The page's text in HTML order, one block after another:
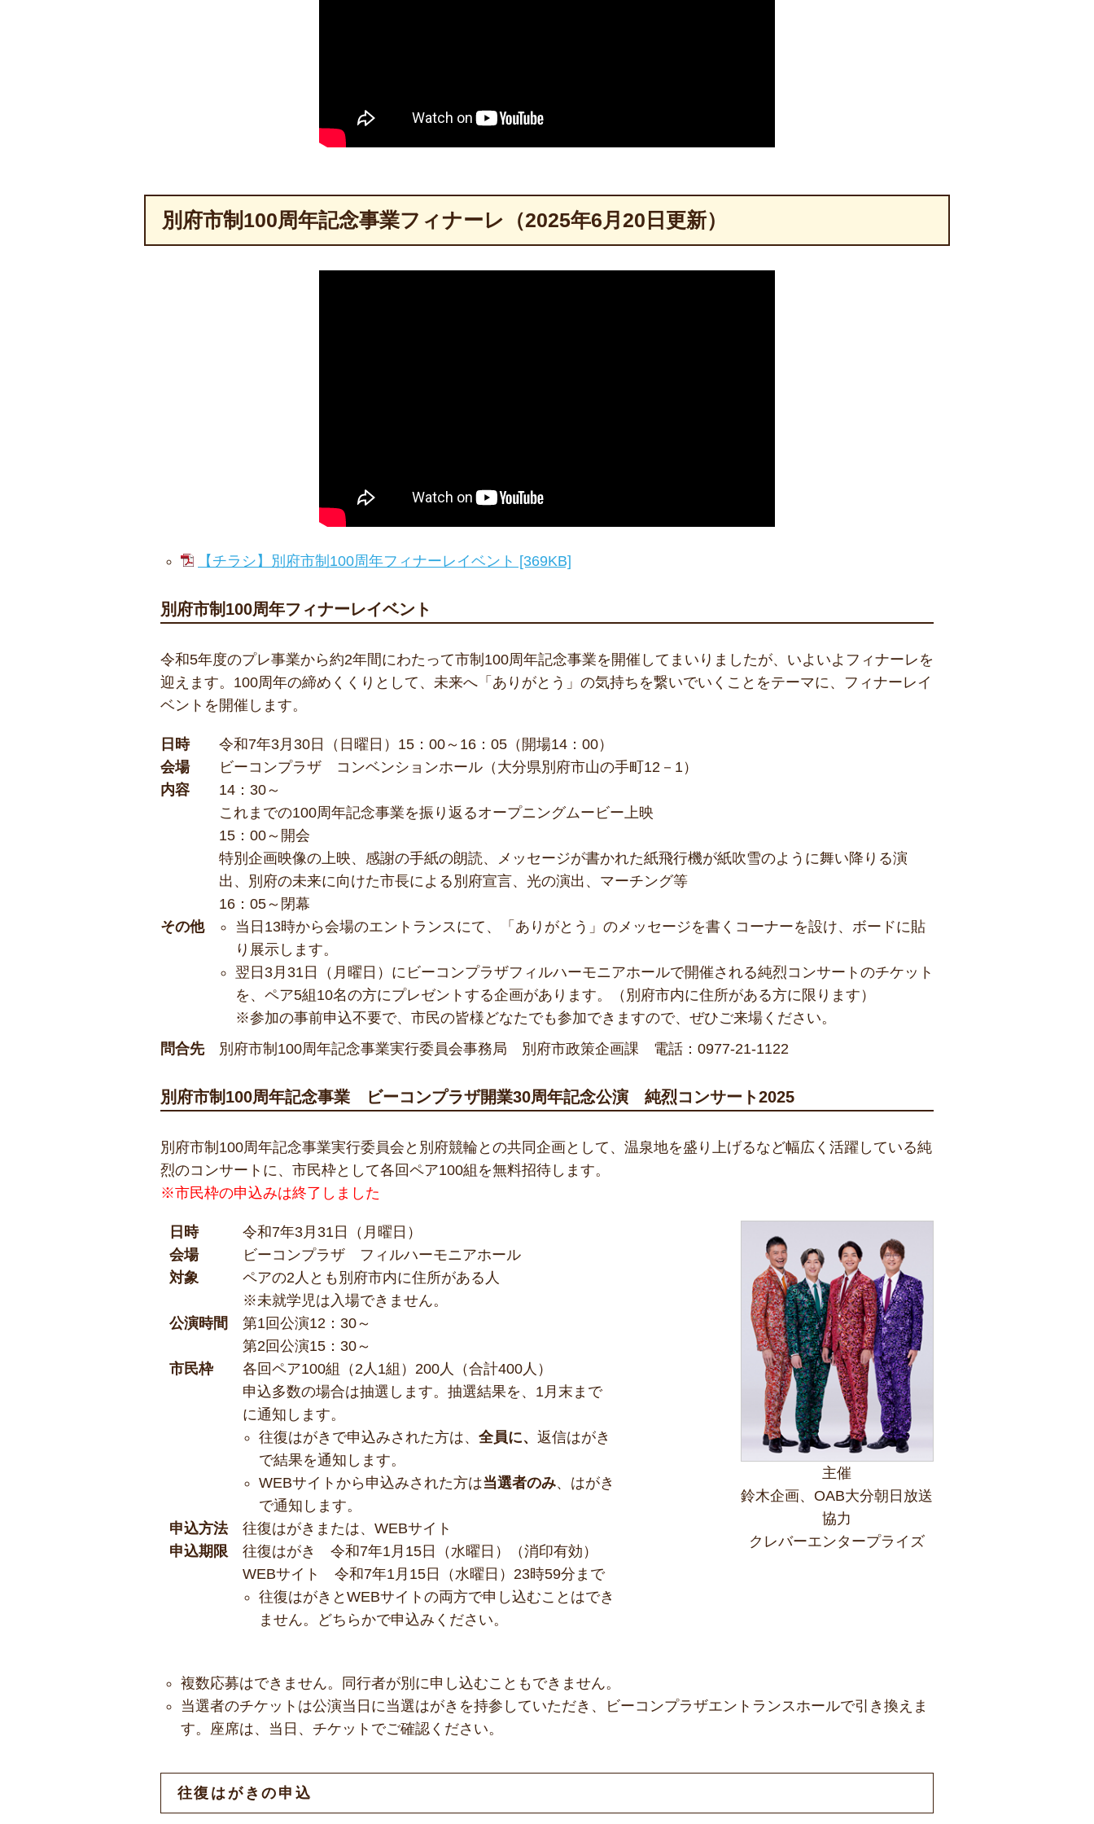
別府市制100周年記念事業フィナーレ（2025年6月20日更新）
【チラシ】別府市制100周年フィナーレイベント [369KB]
別府市制100周年フィナーレイベント
令和5年度のプレ事業から約2年間にわたって市制100周年記念事業を開催してまいりましたが、いよいよフィナーレを
迎えます。100周年の締めくくりとして、未来へ「ありがとう」の気持ちを繋いでいくことをテーマに、フィナーレイ
ベントを開催します。
日時
令和7年3月30日（日曜日）15：00～16：05（開場14：00）
会場
ビーコンプラザ コンベンションホール（大分県別府市山の手町12－1）
内容
14：30～
これまでの100周年記念事業を振り返るオープニングムービー上映
15：00～開会
特別企画映像の上映、感謝の手紙の朗読、メッセージが書かれた紙飛行機が紙吹雪のように舞い降りる演
出、別府の未来に向けた市長による別府宣言、光の演出、マーチング等
16：05～閉幕
その他
当日13時から会場のエントランスにて、「ありがとう」のメッセージを書くコーナーを設け、ボードに貼
り展示します。
翌日3月31日（月曜日）にビーコンプラザフィルハーモニアホールで開催される純烈コンサートのチケット
を、ペア5組10名の方にプレゼントする企画があります。（別府市内に住所がある方に限ります）
※参加の事前申込不要で、市民の皆様どなたでも参加できますので、ぜひご来場ください。
問合先
別府市制100周年記念事業実行委員会事務局 別府市政策企画課 電話： 0977-21-1122
別府市制100周年記念事業 ビーコンプラザ開業30周年記念公演 純烈コンサート2025
別府市制100周年記念事業実行委員会と別府競輪との共同企画として、温泉地を盛り上げるなど幅広く活躍している純
烈のコンサートに、市民枠として各回ペア100組を無料招待します。
※市民枠の申込みは終了しました
日時
令和7年3月31日（月曜日）
会場
ビーコンプラザ フィルハーモニアホール
対象
ペアの2人とも別府市内に住所がある人
※未就学児は入場できません。
公演時間
第1回公演12：30～
第2回公演15：30～
市民枠
各回ペア100組（2人1組）200人（合計400人）
申込多数の場合は抽選します。抽選結果を、1月末まで
に通知します。
往復はがきで申込みされた方は、全員に、返信はがき
で結果を通知します。
WEBサイトから申込みされた方は当選者のみ、はがき
で通知します。
申込方法
往復はがきまたは、WEBサイト
申込期限
往復はがき 令和7年1月15日（水曜日）（消印有効）
WEBサイト 令和7年1月15日（水曜日）23時59分まで
往復はがきとWEBサイトの両方で申し込むことはでき
ません。どちらかで申込みください。
主催
鈴木企画、OAB大分朝日放送
協力
クレバーエンタープライズ
複数応募はできません。同行者が別に申し込むこともできません。
当選者のチケットは公演当日に当選はがきを持参していただき、ビーコンプラザエントランスホールで引き換えま
す。座席は、当日、チケットでご確認ください。
往復はがきの申込